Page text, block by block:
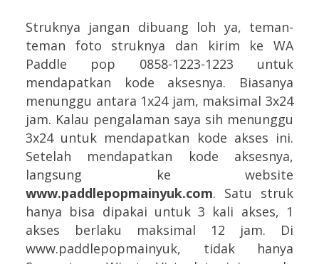
Struknya jangan dibuang loh ya, teman-
teman foto struknya dan kirim ke WA
Paddle pop 0858-1223-1223 untuk
mendapatkan kode aksesnya. Biasanya
menunggu antara 1x24 jam, maksimal 3x24
jam. Kalau pengalaman saya sih menunggu
3x24 untuk mendapatkan kode akses ini.
Setelah mendapatkan kode aksesnya,
langsung ke website
www.paddlepopmainyuk.com. Satu struk
hanya bisa dipakai untuk 3 kali akses, 1
akses berlaku maksimal 12 jam. Di
www.paddlepopmainyuk, tidak hanya